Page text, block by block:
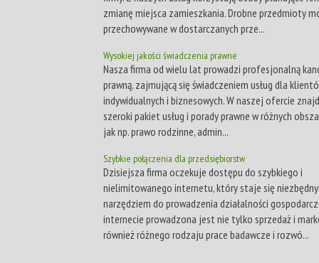
zmianę miejsca zamieszkania. Drobne przedmioty
przechowywane w dostarczanych prze...
Wysokiej jakości świadczenia prawne
Nasza firma od wielu lat prowadzi profesjonalną
prawną, zajmującą się świadczeniem usług dla
indywidualnych i biznesowych. W naszej ofercie
szeroki pakiet usług i porady prawne w różnych
jak np. prawo rodzinne, admin...
Szybkie połączenia dla przedsiębiorstw
Dzisiejsza firma oczekuje dostępu do szybkiego i
nielimitowanego internetu, który staje się
narzędziem do prowadzenia działalności
internecie prowadzona jest nie tylko sprzedaż i
również różnego rodzaju prace badawcze i rozwó...